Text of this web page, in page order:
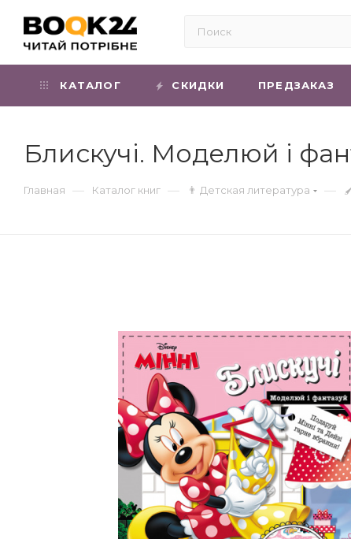
КАТАЛОГ СКИДКИ ПРЕДЗАКАЗ
Блискучі. Моделюй і
Главная — Каталог книг — 👨 Детская литература —